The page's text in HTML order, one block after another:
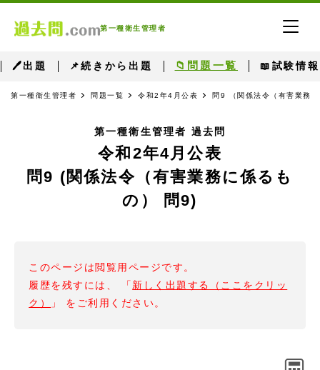
第一種衛生管理者
🖊出題 📌続きから出題 📁問題一覧 📖試験情報
第一種衛生管理者 問題一覧 令和2年4月公表 問9 （関係法令（有害業務
第一種衛生管理者 過去問
令和2年4月公表
問9 (関係法令（有害業務に係るも
の） 問9)
このページは閲覧用ページです。
履歴を残すには、 「 新しく出題する（ここをクリッ
ク）
」 をご利用ください。